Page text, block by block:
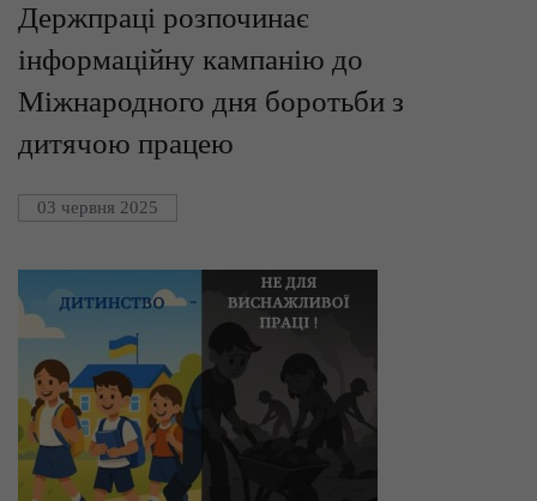
Держпраці розпочинає
інформаційну кампанію до
Міжнародного дня боротьби з
дитячою працею
03 червня 2025